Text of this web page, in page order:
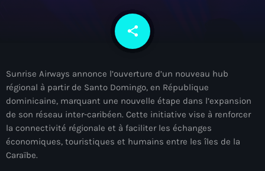
À Propos
TV Direct
Actualités
share
email
Sunrise Airways annonce l’ouverture d’un nouveau hub
régional à partir de Santo Domingo, en République
dominicaine, marquant une nouvelle étape dans l’expansion
de son réseau inter-caribéen. Cette initiative vise à renforcer
la connectivité régionale et à faciliter les échanges
économiques, touristiques et humains entre les îles de la
Caraïbe.